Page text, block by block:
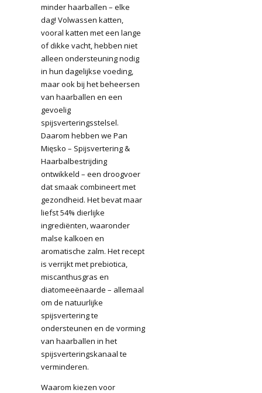
minder haarballen – elke
dag! Volwassen katten,
vooral katten met een lange
of dikke vacht, hebben niet
alleen ondersteuning nodig
in hun dagelijkse voeding,
maar ook bij het beheersen
van haarballen en een
gevoelig
spijsverteringsstelsel.
Daarom hebben we Pan
Mięsko – Spijsvertering &
Haarbalbestrijding
ontwikkeld – een droogvoer
dat smaak combineert met
gezondheid. Het bevat maar
liefst 54% dierlijke
ingrediënten, waaronder
malse kalkoen en
aromatische zalm. Het recept
is verrijkt met prebiotica,
miscanthusgras en
diatomeeënaarde – allemaal
om de natuurlijke
spijsvertering te
ondersteunen en de vorming
van haarballen in het
spijsverteringskanaal te
verminderen.
Waarom kiezen voor